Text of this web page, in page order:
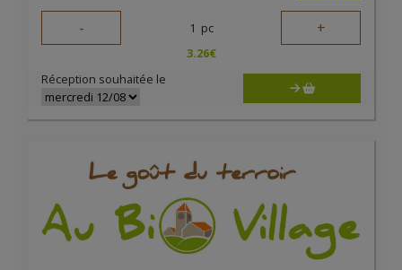
- 1 pc +
3.26€
Réception souhaitée le